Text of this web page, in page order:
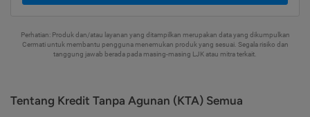
Perhatian: Produk dan/atau layanan yang ditampilkan merupakan data yang dikumpulkan
Cermati untuk membantu pengguna menemukan produk yang sesuai. Segala risiko dan
tanggung jawab berada pada masing-masing LJK atau mitra terkait.
Tentang Kredit Tanpa Agunan (KTA) Semua